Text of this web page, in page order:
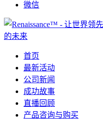
微信
首页
最新活动
公司新闻
成功故事
直播回顾
产品咨询与购买